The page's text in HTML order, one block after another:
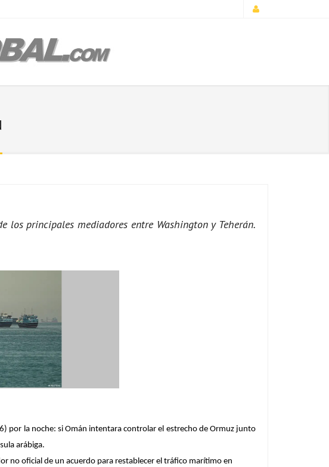
los principales mediadores entre Washington y Teherán.
por la noche: si Omán intentara controlar el estrecho de Ormuz junto
arábiga.
no oficial de un acuerdo para restablecer el tráfico marítimo en